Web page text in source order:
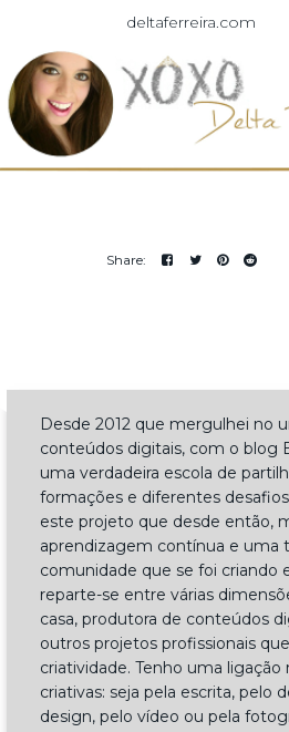
deltaferreira.com
Desde 2012 que mergulhei no
conteúdos digitais, com o blog
uma verdadeira escola de
formações e diferentes
este projeto que desde então,
aprendizagem contínua e uma
comunidade que se foi criando
reparte-se entre várias
casa, produtora de conteúdos
outros projetos profissionais
criatividade. Tenho uma
criativas: seja pela escrita, pelo
design, pelo vídeo ou pela